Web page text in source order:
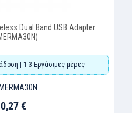
Dual Band USB Adapter
| 1-3 Εργάσιμες μέρες
MERMA30N
€